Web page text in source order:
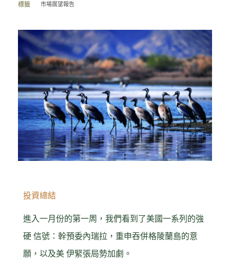
標籤 市場展望報告
投資總結
進入一月份的第一周，我們看到了美國一系列的強
硬 信號：幹預委內瑞拉，重申吞併格陵蘭島的意
願，以及美 伊緊張局勢加劇。